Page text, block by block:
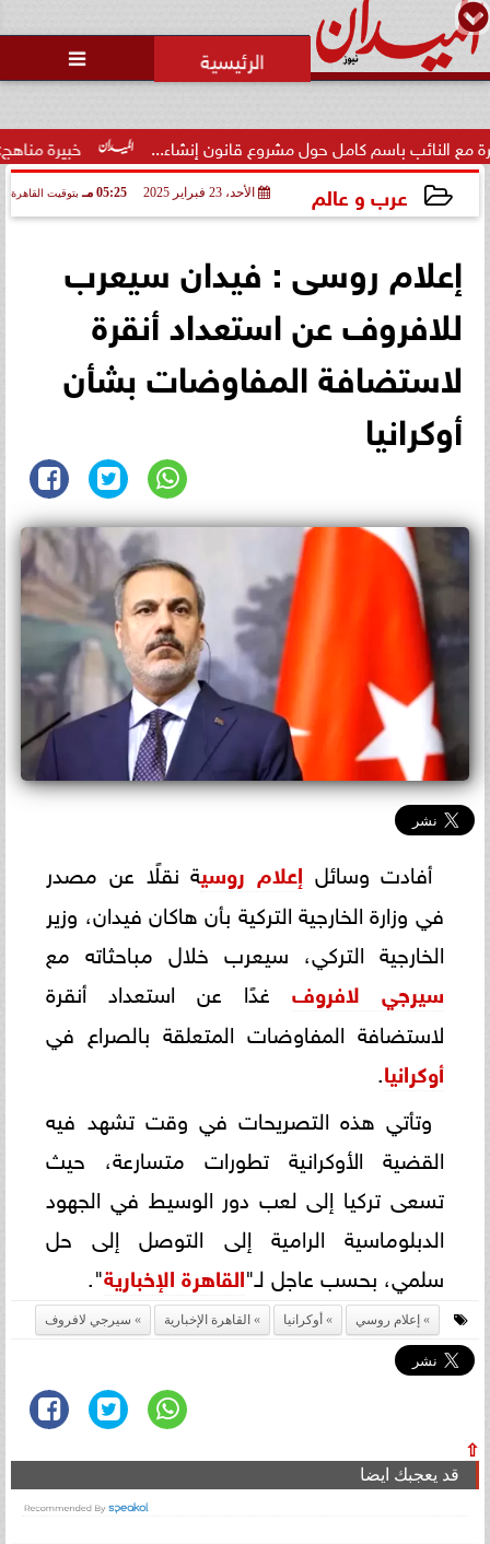

خبيرة مناهج: حداثة باسم كامل حول مشروع قانون إنشاء...
عرب و عالم الأحد، 23 فبراير 2025 05:25 مـ بتوقيت القاهرة
إعلام روسى : فيدان سيعرب
للافروف عن استعداد أنقرة
لاستضافة المفاوضات بشأن
أوكرانيا
أفادت وسائل إعلام روسية نقلًا عن مصدر
في وزارة الخارجية التركية بأن هاكان فيدان، وزير
الخارجية التركي، سيعرب خلال مباحثاته مع
سيرجي لافروف غدًا عن استعداد أنقرة
لاستضافة المفاوضات المتعلقة بالصراع في
أوكرانيا
وتأتي هذه التصريحات في وقت تشهد فيه
القضية الأوكرانية تطورات متسارعة، حيث
تسعى تركيا إلى لعب دور الوسيط في الجهود
الدبلوماسية الرامية إلى التوصل إلى حل
سلمي، بحسب عاجل لـ"القاهرة الإخبارية".
إعلام روسي أوكرانيا القاهرة الإخبارية سيرجي لافروف
⇧
قد يعجبك ايضا